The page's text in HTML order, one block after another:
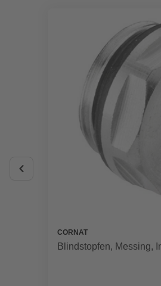
CORNAT
Blindstopfen, Messing,